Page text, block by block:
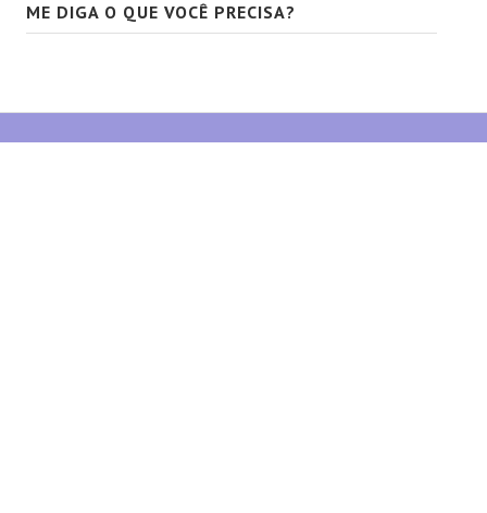
ME DIGA O QUE VOCÊ PRECISA?